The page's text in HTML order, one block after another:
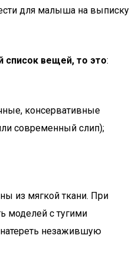
для малыша на выписку
список вещей, то это:
консервативные
современный слип);
из мягкой ткани. При
моделей с тугими
незажившую